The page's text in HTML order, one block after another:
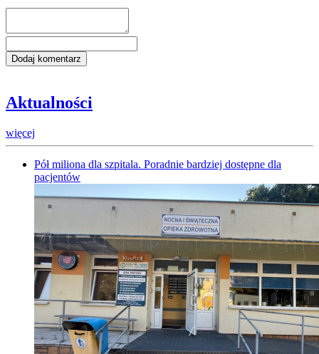
Aktualności
więcej
Pół miliona dla szpitala. Poradnie bardziej dostępne dla
pacjentów